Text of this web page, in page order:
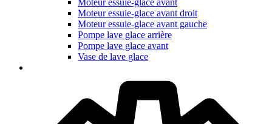
Moteur essuie-glace avant
Moteur essuie-glace avant droit
Moteur essuie-glace avant gauche
Pompe lave glace arrière
Pompe lave glace avant
Vase de lave glace